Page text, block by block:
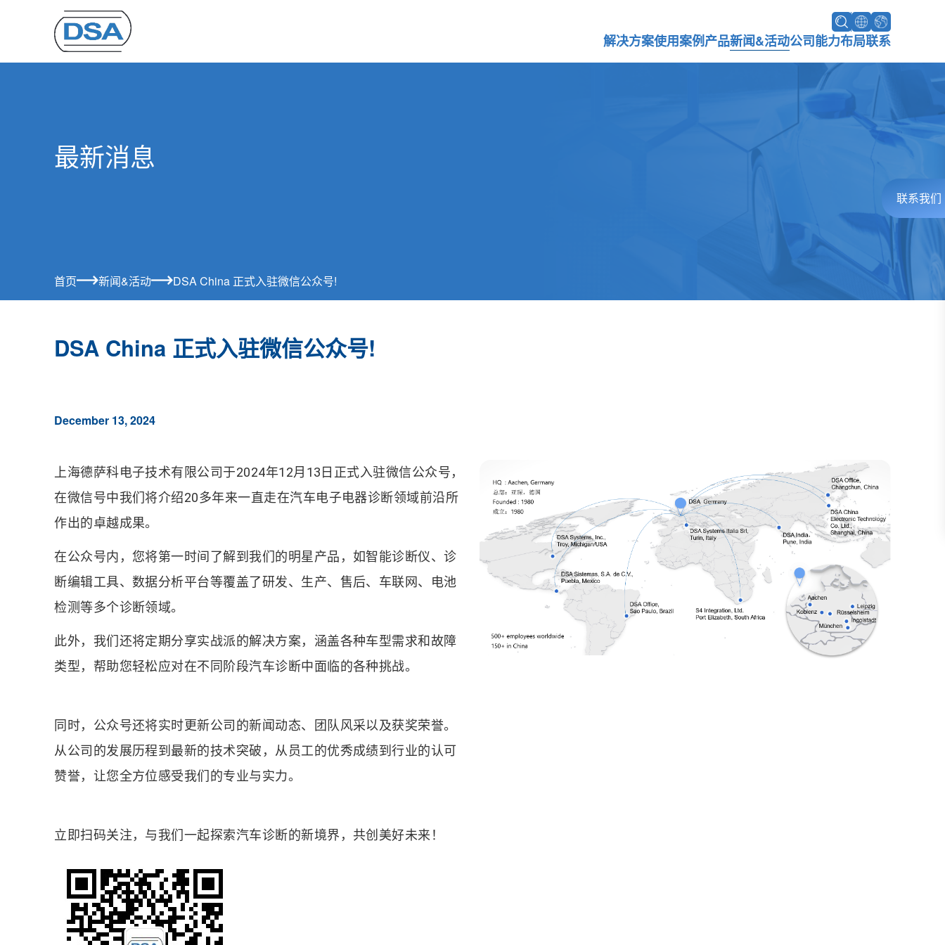
联系我们
解决方案使用案例产品新闻&活动公司能力布局联系
最新消息
首页 新闻&活动 DSA China 正式入驻微信公众号!
DSA China 正式入驻微信公众号!
December 13, 2024
上海德萨科电子技术有限公司于2024年12月13日正式入驻微信公众号，
在微信号中我们将介绍20多年来一直走在汽车电子电器诊断领域前沿所
作出的卓越成果。
在公众号内，您将第一时间了解到我们的明星产品，如智能诊断仪、诊
断编辑工具、数据分析平台等覆盖了研发、生产、售后、车联网、电池
检测等多个诊断领域。
此外，我们还将定期分享实战派的解决方案，涵盖各种车型需求和故障
类型，帮助您轻松应对在不同阶段汽车诊断中面临的各种挑战。
同时，公众号还将实时更新公司的新闻动态、团队风采以及获奖荣誉。
从公司的发展历程到最新的技术突破，从员工的优秀成绩到行业的认可
赞誉，让您全方位感受我们的专业与实力。
立即扫码关注，与我们一起探索汽车诊断的新境界，共创美好未来！